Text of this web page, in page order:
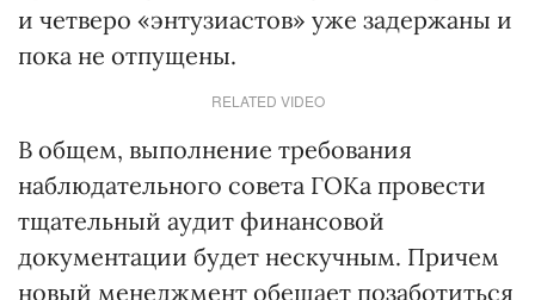
и четверо «энтузиастов» уже задержаны и
пока не отпущены.
RELATED VIDEO
В общем, выполнение требования
наблюдательного совета ГОКа провести
тщательный аудит финансовой
документации будет нескучным. Причем
новый менеджмент обещает позаботиться